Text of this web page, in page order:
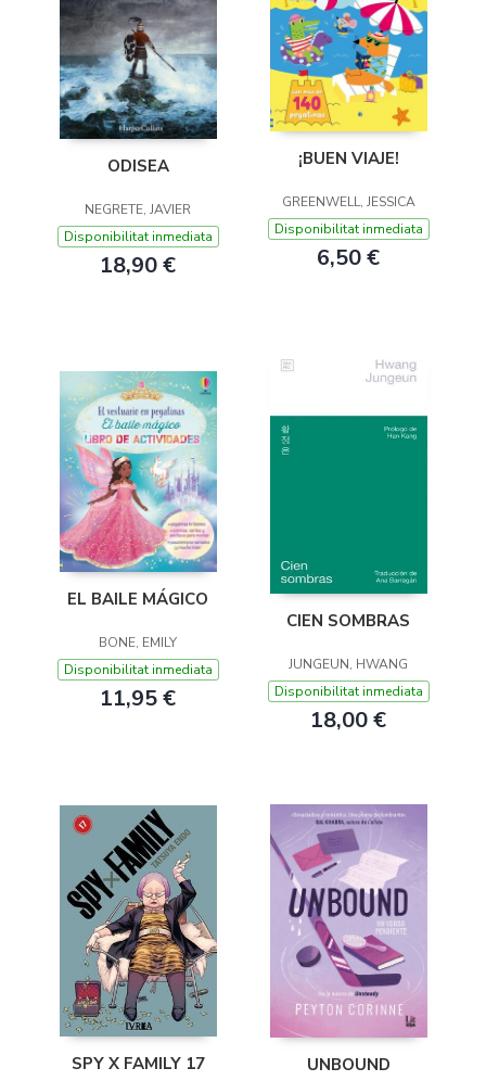
ODISEA
NEGRETE, JAVIER
Disponibilitat inmediata
18,90 €
¡BUEN VIAJE!
GREENWELL, JESSICA
Disponibilitat inmediata
6,50 €
EL BAILE MÁGICO
BONE, EMILY
Disponibilitat inmediata
11,95 €
CIEN SOMBRAS
JUNGEUN, HWANG
Disponibilitat inmediata
18,00 €
SPY X FAMILY 17 UNBOUND